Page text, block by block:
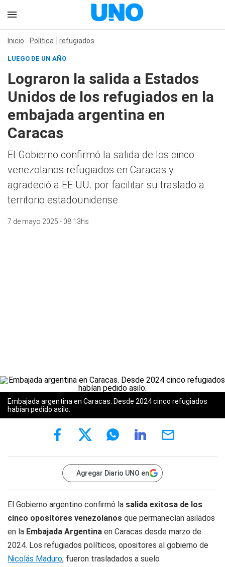
Inicio Política refugiados
LUEGO DE UN AÑO
Lograron la salida a Estados
Unidos de los refugiados en la
embajada argentina en
Caracas
El Gobierno confirmó la salida de los cinco
venezolanos refugiados en Caracas y
agradeció a EE.UU. por facilitar su traslado a
territorio estadounidense
7 de mayo 2025 - 08:13hs
Embajada argentina en Caracas. Desde 2024 cinco refugiados
habían pedido asilo.
Agregar Diario UNO en
El Gobierno argentino confirmó la salida exitosa de los
cinco opositores venezolanos que permanecían asilados
en la Embajada Argentina en Caracas desde marzo de
2024. Los refugiados políticos, opositores al gobierno de
Nicolás Maduro, fueron trasladados a suelo